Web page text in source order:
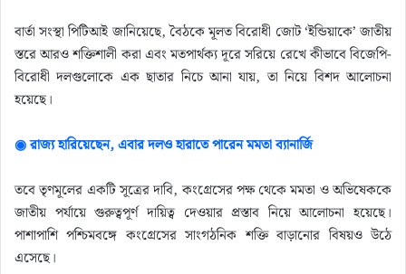
বার্তা সংস্থা পিটিআই জানিয়েছে, বৈঠকে মূলত বিরোধী জোট ‘ইন্ডিয়াকে’ জাতীয়
স্তরে আরও শক্তিশালী করা এবং মতপার্থক্য দূরে সরিয়ে রেখে কীভাবে বিজেপি-
বিরোধী দলগুলোকে এক ছাতার নিচে আনা যায়, তা নিয়ে বিশদ আলোচনা
হয়েছে।
◉ রাজ্য হারিয়েছেন, এবার দলও হারাতে পারেন মমতা ব্যানার্জি
তবে তৃণমূলের একটি সূত্রের দাবি, কংগ্রেসের পক্ষ থেকে মমতা ও অভিষেককে
জাতীয় পর্যায়ে গুরুত্বপূর্ণ দায়িত্ব দেওয়ার প্রস্তাব নিয়ে আলোচনা হয়েছে।
পাশাপাশি পশ্চিমবঙ্গে কংগ্রেসের সাংগঠনিক শক্তি বাড়ানোর বিষয়ও উঠে
এসেছে।